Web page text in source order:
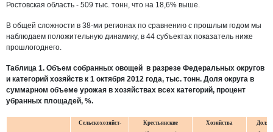
Ростовская область - 509 тыс. тонн, что на 18,6% выше.
В общей сложности в 38-ми регионах по сравнению с прошлым годом мы
наблюдаем положительную динамику, в 44 субъектах показатель ниже
прошлогоднего.
Таблица 1. Объем собранных овощей в разрезе Федеральных округов
и категорий хозяйств к 1 октября 2012 года, тыс. тонн. Доля округа в
суммарном объеме урожая в хозяйствах всех категорий, процент
убранных площадей, %.
Сельскохозяйст-
Крестьянские
Хозяйства
Доля